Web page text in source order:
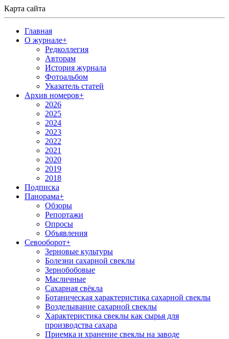
Карта сайта
Главная
О журнале+
Редколлегия
Авторам
История журнала
Фотоальбом
Указатель статей
Архив номеров+
2026
2025
2024
2023
2022
2021
2020
2019
2018
Подписка
Панорама+
Обзоры
Репортажи
Опросы
Объявления
Севооборот+
Зерновые культуры
Болезни сахарной свеклы
Зернобобовые
Масличные
Сахарная свёкла
Ботаническая характеристика сахарной свеклы
Возделывание сахарной свеклы
Характеристика свеклы как сырья для
производства сахара
Приемка и хранение свеклы на заводе